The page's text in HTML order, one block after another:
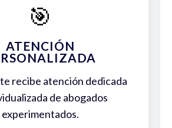
🎯
ATENCIÓN
recibe atención dedicada
de abogados
experimentados.